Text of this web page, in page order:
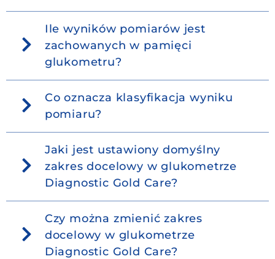
Ile wyników pomiarów jest
zachowanych w pamięci
glukometru?
Co oznacza klasyfikacja wyniku
pomiaru?
Jaki jest ustawiony domyślny
zakres docelowy w glukometrze
Diagnostic Gold Care?
Czy można zmienić zakres
docelowy w glukometrze
Diagnostic Gold Care?